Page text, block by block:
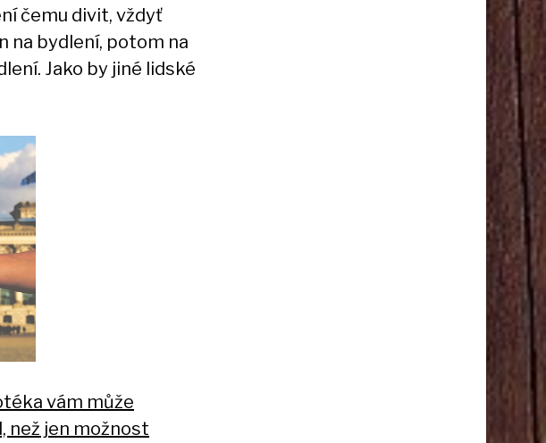
čemu divit, vždyť
na bydlení, potom na
Jako by jiné lidské
vám může
než jen možnost